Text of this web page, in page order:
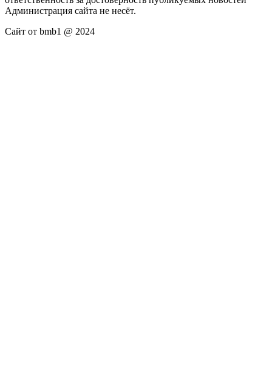
Администрация сайта не несёт.
Сайт от bmb1 @ 2024